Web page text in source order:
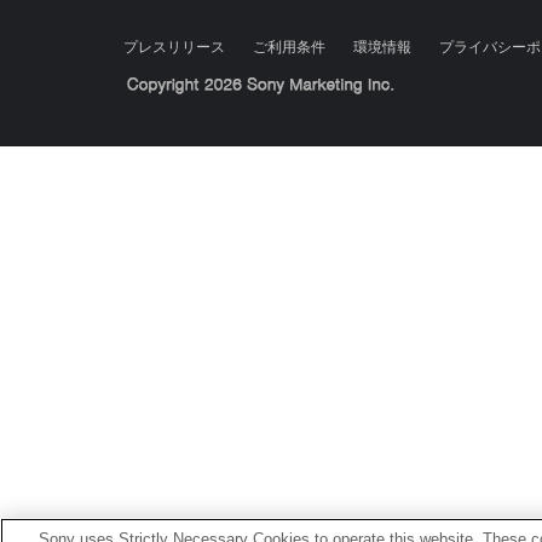
プレスリリース ご利用条件 環境情報 プライバシー
Sony Corporation, Sony Marketing Inc.